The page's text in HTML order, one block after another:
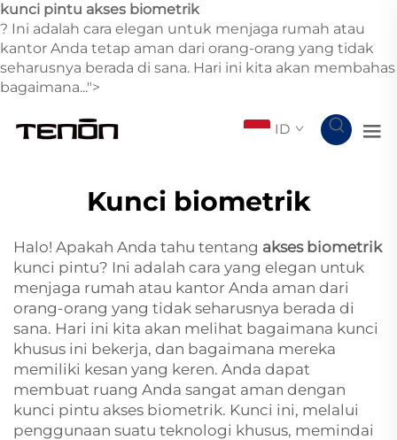
kunci pintu akses biometrik
? Ini adalah cara elegan untuk menjaga rumah atau
kantor Anda tetap aman dari orang-orang yang tidak
seharusnya berada di sana. Hari ini kita akan membahas
bagaimana...">
ID
Kunci biometrik
Halo! Apakah Anda tahu tentang akses biometrik
kunci pintu? Ini adalah cara yang elegan untuk
menjaga rumah atau kantor Anda aman dari
orang-orang yang tidak seharusnya berada di
sana. Hari ini kita akan melihat bagaimana kunci
khusus ini bekerja, dan bagaimana mereka
memiliki kesan yang keren. Anda dapat
membuat ruang Anda sangat aman dengan
kunci pintu akses biometrik. Kunci ini, melalui
penggunaan suatu teknologi khusus, memindai